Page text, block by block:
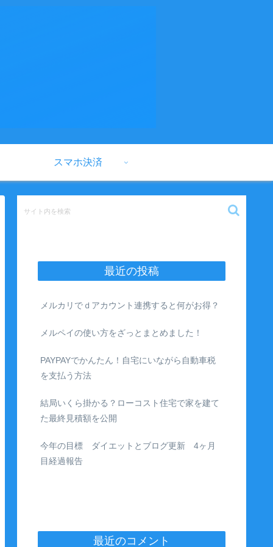
スマホ決済
最近の投稿
メルカリでｄアカウント連携すると何がお得？
メルペイの使い方をざっとまとめました！
PAYPAYでかんたん！自宅にいながら自動車税
を支払う方法
結局いくら掛かる？ローコスト住宅で家を建て
た最終見積額を公開
今年の目標 ダイエットとブログ更新 4ヶ月
目経過報告
最近のコメント